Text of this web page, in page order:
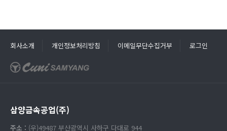
회사소개 개인정보처리방침 이메일무단수집거부 로그인
삼양금속공업(주)
주소 : (우)49487 부산광역시 사하구 다대로 944